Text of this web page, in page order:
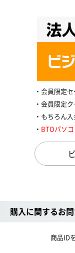
会員限定
会員限定
もちろん
BTOパソ
購入に関するお
商品ID